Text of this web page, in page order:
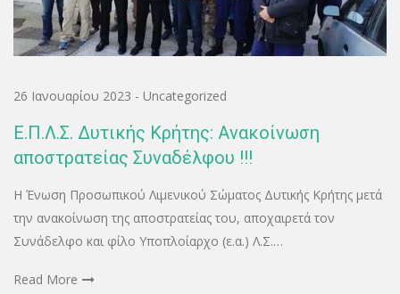
26 Ιανουαρίου 2023 - Uncategorized
Ε.Π.Λ.Σ. Δυτικής Κρήτης: Ανακοίνωση
αποστρατείας Συναδέλφου !!!
Η Ένωση Προσωπικού Λιμενικού Σώματος Δυτικής Κρήτης μετά
την ανακοίνωση της αποστρατείας του, αποχαιρετά τον
Συνάδελφο και φίλο Υποπλοίαρχο (ε.α.) Λ.Σ.…
Read More